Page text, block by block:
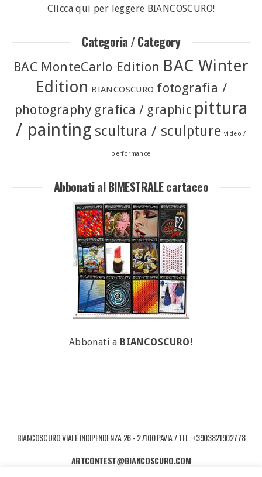
Clicca qui per leggere BIANCOSCURO!
Categoria / Category
BAC MonteCarlo Edition BAC Winter
Edition BIANCOSCURO fotografia /
photography grafica / graphic pittura
/ painting scultura / sculpture video /
performance
Abbonati al BIMESTRALE cartaceo
Abbonati a BIANCOSCURO!
BIANCOSCURO VIALE INDIPENDENZA 26 - 27100 PAVIA / TEL. +3903821902778
ARTCONTEST@BIANCOSCURO.COM